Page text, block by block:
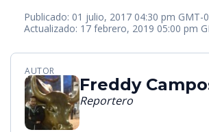
Publicado: 01 julio, 2017 04:30 pm GMT-
Actualizado: 17 febrero, 2019 05:00 pm
AUTOR
Freddy
Reportero